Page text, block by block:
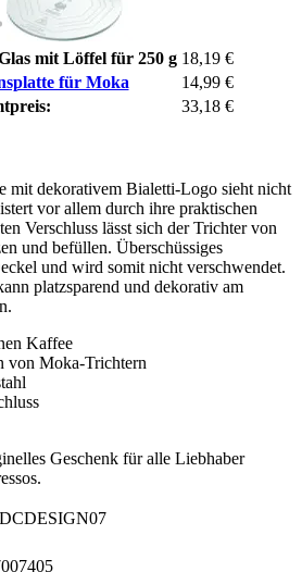
mit Löffel für 250 g 18,19 €
für Moka
14,99 €
33,18 €
mit dekorativem Bialetti-Logo sieht nicht
vor allem durch ihre praktischen
Verschluss lässt sich der Trichter von
und befüllen. Überschüssiges
und wird somit nicht verschwendet.
platzsparend und dekorativ am
Kaffee
von Moka-Trichtern
Geschenk für alle Liebhaber